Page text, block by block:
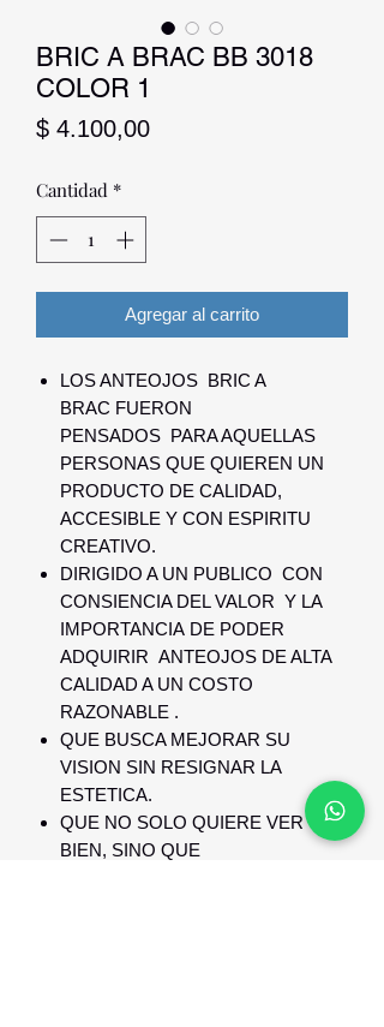
BRIC A BRAC BB 3018
COLOR 1
$ 4.100,00Precio
Cantidad *
Agregar al carrito
LOS ANTEOJOS BRIC A
BRAC FUERON
PENSADOS PARA AQUELLAS
PERSONAS QUE QUIEREN UN
PRODUCTO DE CALIDAD,
ACCESIBLE Y CON ESPIRITU
CREATIVO.
DIRIGIDO A UN PUBLICO CON
CONSIENCIA DEL VALOR Y LA
IMPORTANCIA DE PODER
ADQUIRIR ANTEOJOS DE ALTA
CALIDAD A UN COSTO
RAZONABLE .
QUE BUSCA MEJORAR SU
VISION SIN RESIGNAR LA
ESTETICA.
QUE NO SOLO QUIERE VER
BIEN, SINO QUE